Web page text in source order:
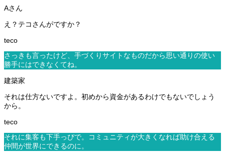
え？テコさんがですか？
さっきも言ったけど、手づくりサイトなものだから思い通りの使い
勝手にはできなくてね。
それは仕方ないですよ。初めから資金があるわけでもないでしょう
から。
それに集客も下手っぴで。コミュニティが大きくなれば助け合える
仲間が世界にできるのに。